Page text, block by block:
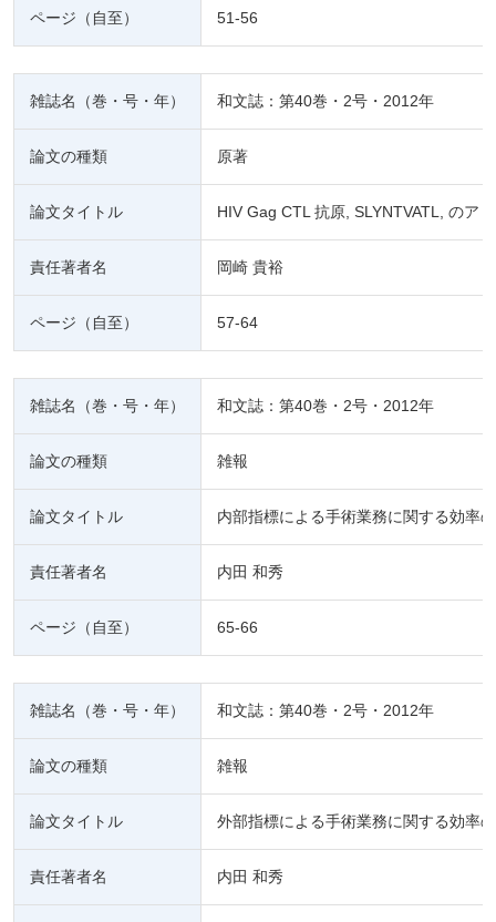
ページ（自至） 51-56
雑誌名（巻・号・年） 和文誌：第40巻・2号・2012年
論文の種類 原著
論文タイトル HIV Gag CTL 抗原, SLYNTVATL, のア
責任著者名 岡崎 貴裕
ページ（自至） 57-64
雑誌名（巻・号・年） 和文誌：第40巻・2号・2012年
論文の種類 雑報
論文タイトル 内部指標による手術業務に関する効率
責任著者名 内田 和秀
ページ（自至） 65-66
雑誌名（巻・号・年） 和文誌：第40巻・2号・2012年
論文の種類 雑報
論文タイトル 外部指標による手術業務に関する効率
責任著者名 内田 和秀